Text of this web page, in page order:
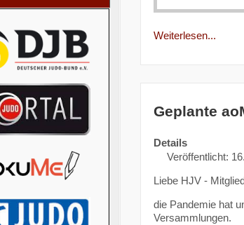
Weiterlesen...
Geplante
Details
Veröffentlicht:
Liebe HJV -
die Pandemie hat
Versammlungen.